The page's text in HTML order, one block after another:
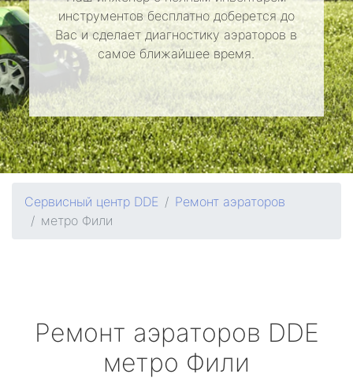
инструментов бесплатно доберется до
Вас и сделает диагностику аэраторов в
самое ближайшее время.
Сервисный центр DDE
Ремонт аэраторов
метро Фили
Ремонт аэраторов DDE
метро Фили